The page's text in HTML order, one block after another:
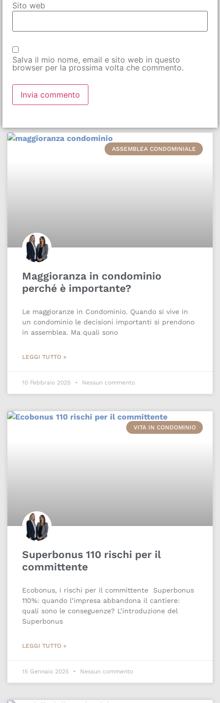
Sito web
Salva il mio nome, email e sito web in questo
browser per la prossima volta che commento.
ASSEMBLEA CONDOMINIALE
Maggioranza in condominio
perché è importante?
Le maggioranze in Condominio. Quando si vive in
un condominio le decisioni importanti si prendono
in assemblea. Ma quali sono
LEGGI TUTTO »
10 Febbraio 2025 Nessun commento
VITA IN CONDOMINIO
Superbonus 110 rischi per il
committente
Ecobonus, i rischi per il committente Superbonus
110%: quando l’impresa abbandona il cantiere:
quali sono le conseguenze? L’introduzione del
Superbonus
LEGGI TUTTO »
15 Gennaio 2025 Nessun commento